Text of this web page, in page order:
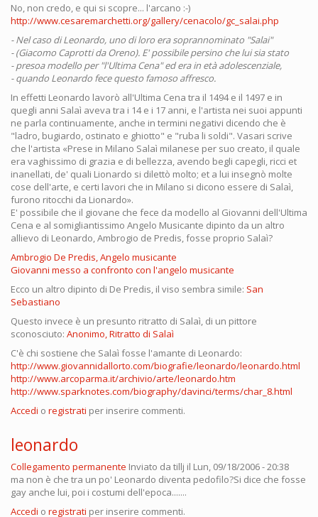
No, non credo, e qui si scopre... l'arcano :-)
http://www.cesaremarchetti.org/gallery/cenacolo/gc_salai.php
- Nel caso di Leonardo, uno di loro era soprannominato "Salai"
- (Giacomo Caprotti da Oreno). E' possibile persino che lui sia stato
- presoa modello per "l'Ultima Cena" ed era in età adolescenziale,
- quando Leonardo fece questo famoso affresco.
In effetti Leonardo lavorò all'Ultima Cena tra il 1494 e il 1497 e in
quegli anni Salaì aveva tra i 14 e i 17 anni, e l'artista nei suoi appunti
ne parla continuamente, anche in termini negativi dicendo che è
"ladro, bugiardo, ostinato e ghiotto" e "ruba li soldi". Vasari scrive
che l'artista «Prese in Milano Salaì milanese per suo creato, il quale
era vaghissimo di grazia e di bellezza, avendo begli capegli, ricci et
inanellati, de' quali Lionardo si dilettò molto; et a lui insegnò molte
cose dell'arte, e certi lavori che in Milano si dicono essere di Salaì,
furono ritocchi da Lionardo».
E' possibile che il giovane che fece da modello al Giovanni dell'Ultima
Cena e al somigliantissimo Angelo Musicante dipinto da un altro
allievo di Leonardo, Ambrogio de Predis, fosse proprio Salaì?
Ambrogio De Predis, Angelo musicante
Giovanni messo a confronto con l'angelo musicante
Ecco un altro dipinto di De Predis, il viso sembra simile: San
Sebastiano
Questo invece è un presunto ritratto di Salaì, di un pittore
sconosciuto: Anonimo, Ritratto di Salaì
C'è chi sostiene che Salaì fosse l'amante di Leonardo:
http://www.giovannidallorto.com/biografie/leonardo/leonardo.html
http://www.arcoparma.it/archivio/arte/leonardo.htm
http://www.sparknotes.com/biography/davinci/terms/char_8.html
Accedi o registrati per inserire commenti.
leonardo
Collegamento permanente Inviato da tillj il Lun, 09/18/2006 - 20:38
ma non è che tra un po' Leonardo diventa pedofilo?Si dice che fosse
gay anche lui, poi i costumi dell'epoca.......
Accedi o registrati per inserire commenti.